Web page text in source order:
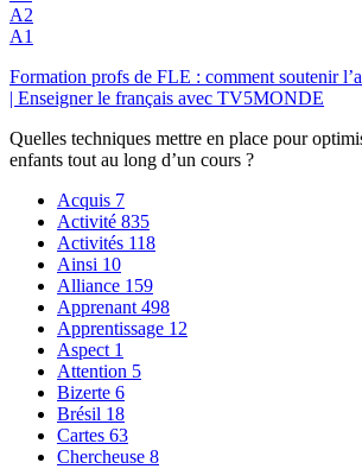
A2
A1
Formation profs de FLE : comment soutenir
| Enseigner le français avec TV5MONDE
Quelles techniques mettre en place pour
enfants tout au long d’un cours ?
Acquis 7
Activité 835
Activités 118
Ainsi 10
Alliance 159
Apprenant 498
Apprentissage 12
Aspect 1
Attention 5
Bizerte 6
Brésil 18
Cartes 63
Chercheuse 8